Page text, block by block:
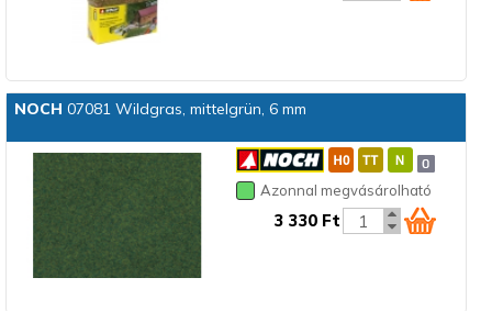
NOCH 07081 Wildgras, mittelgrün, 6 mm
Azonnal megvásárolható
3 330 Ft